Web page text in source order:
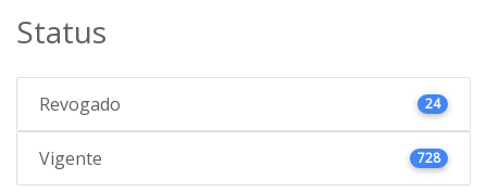
Status
Revogado 24
Vigente 728